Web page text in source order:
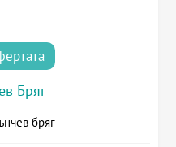
Бряг
бряг